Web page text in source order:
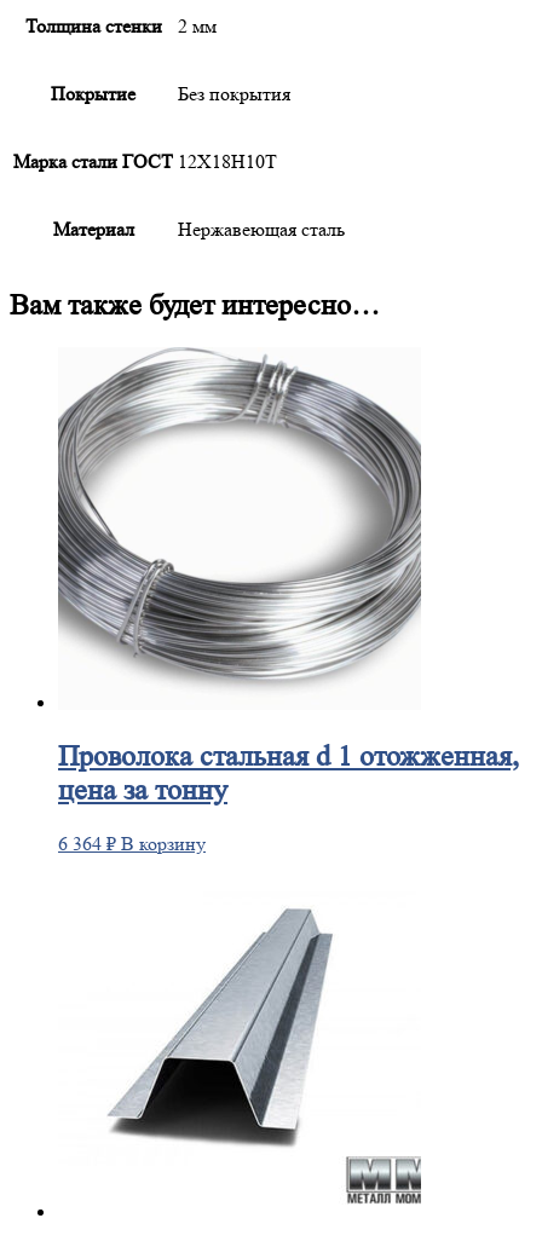
Толщина стенки 2 мм
Покрытие Без покрытия
Марка стали ГОСТ 12Х18Н10Т
Материал Нержавеющая сталь
Вам также будет интересно…
Проволокастальная d 1 отожженная,
цена за тонну
6 364 ₽ В корзину